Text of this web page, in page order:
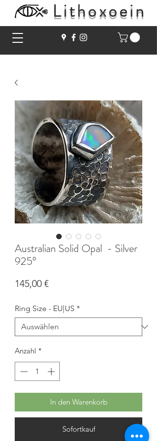
Lithoxoein
Australian Solid Opal - Silver
925°
145,00 €Preis
Ring Size - EU|US *
Anzahl *
In den Warenkorb
Sofortkauf